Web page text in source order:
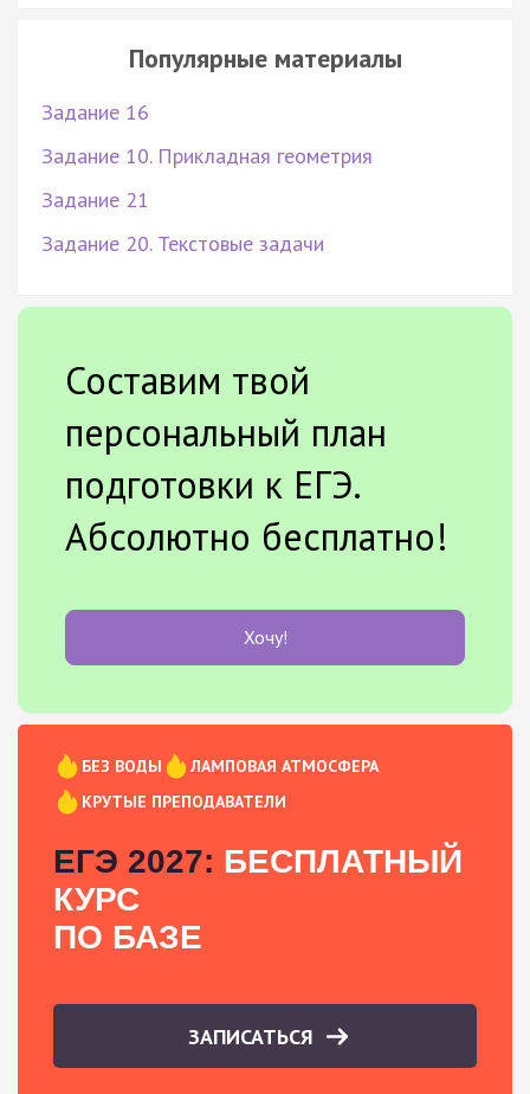
Популярные материалы
Задание 16
Задание 10. Прикладная геометрия
Задание 21
Задание 20. Текстовые задачи
Составим твой
персональный план
подготовки к ЕГЭ.
Абсолютно бесплатно!
Хочу!
БЕЗ ВОДЫ
ЛАМПОВАЯ АТМОСФЕРА
КРУТЫЕ ПРЕПОДАВАТЕЛИ
ЕГЭ 2027: БЕСПЛАТНЫЙ
КУРС
ПО БАЗЕ
ЗАПИСАТЬСЯ